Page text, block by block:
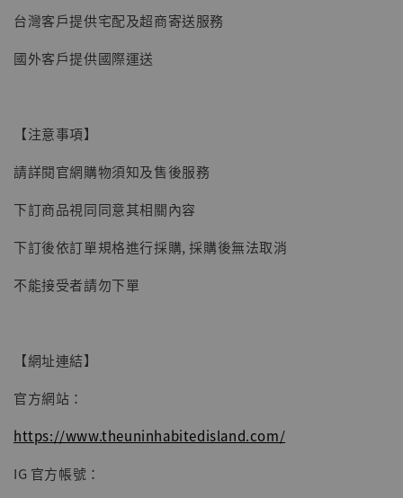
NT$ 4,980
NT$ 5,300
台灣客戶提供宅配及超商寄送服務
國外客戶提供國際運送
【注意事項】
請詳閱官網購物須知及售後服務
下訂商品視同同意其相關內容
下訂後依訂單規格進行採購, 採購後無法取消
不能接受者請勿下單
【網址連結】
官方網站：
https://www.theuninhabitedisland.com/
IG 官方帳號：